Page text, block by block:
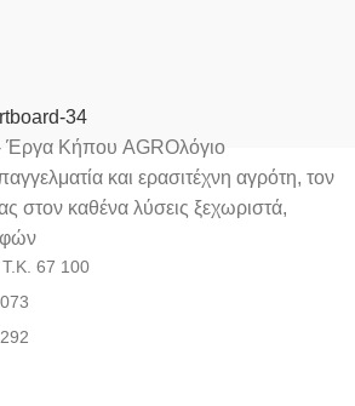
Έργα Κήπου AGROλόγιο
και ερασιτέχνη αγρότη, τον
στον καθένα λύσεις ξεχωριστά,
67 100